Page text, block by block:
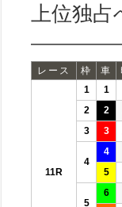
上位独
レース 枠 車
11R
1 1
2
2
3
3
4
4
5
5
6